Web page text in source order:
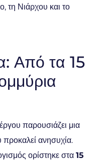
τη Νιάρχου και το
Από τα 15
παρουσιάζει μια
ανησυχία.
ορίστηκε στα 15